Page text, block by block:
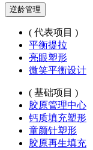
逆龄管理
( 代表项目 )
平衡提拉
亮眼塑形
微笑平衡设计
( 基础项目 )
胶原管理中心
钙质填充塑形
童颜针塑形
胶原再生填充